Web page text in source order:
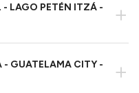
- LAGO PETÉN ITZÁ -
+
- GUATELAMA CITY -
+